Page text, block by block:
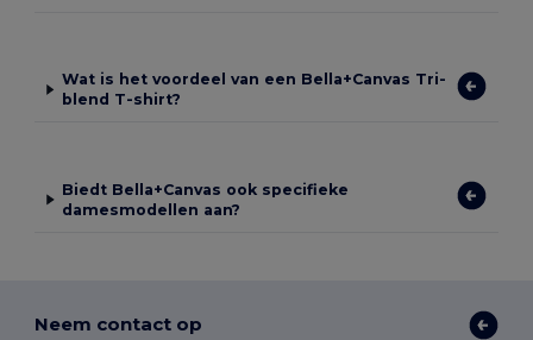
Wat is het voordeel van een Bella+Canvas Tri-
blend T-shirt?
Biedt Bella+Canvas ook specifieke
damesmodellen aan?
Neem contact op